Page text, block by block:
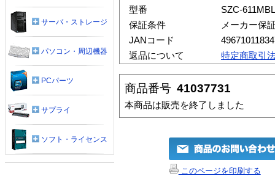
型番
SZC-611MBL
保証条件
メーカー保
JANコード
返品について
特定商取引
商品番号 41037731
本商品は販売を終了しました
このページを印刷する
サーバ・ストレージ
パソコン・周辺機器
PCパーツ
サプライ
ソフト・ライセンス